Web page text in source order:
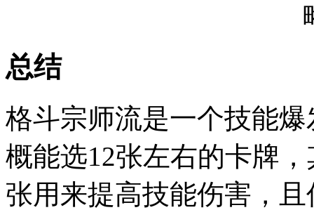
总结
格斗宗师流是一个技能
概能选12张左右的卡牌
张用来提高技能伤害，